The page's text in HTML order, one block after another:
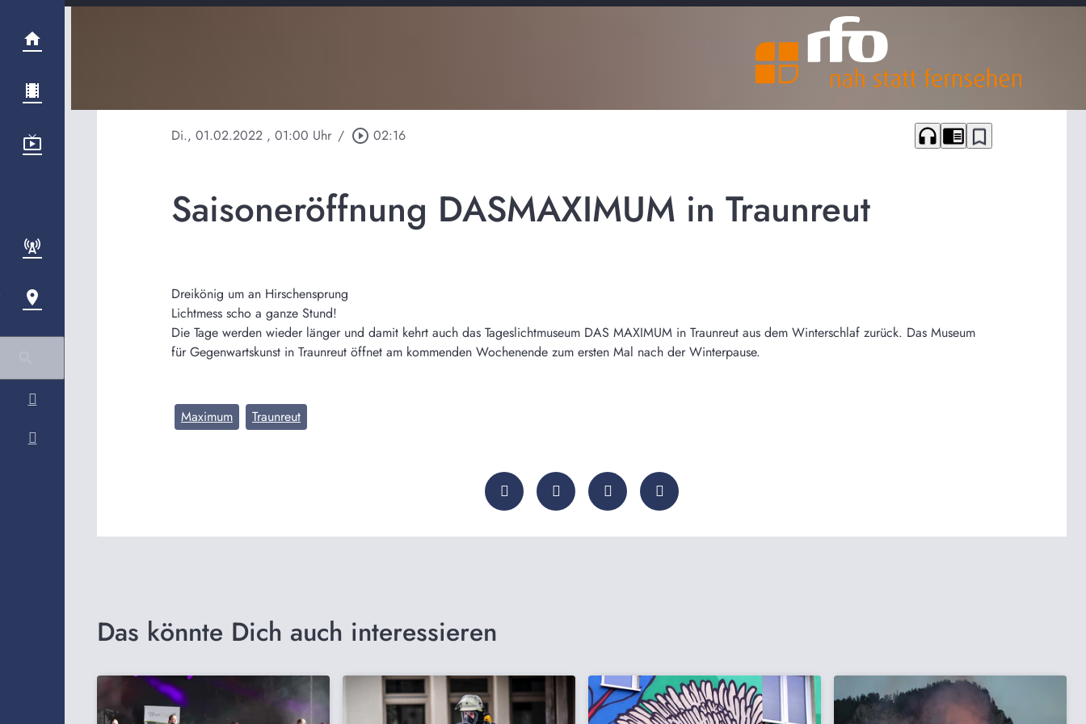
Di., 01.02.2022 , 01:00 Uhr / play_circle_outline 02:16 headphones chrome_reader_mode bookmark_border
Saisoneröffnung DASMAXIMUM in Traunreut
Dreikönig um an Hirschensprung
Lichtmess scho a ganze Stund!
Die Tage werden wieder länger und damit kehrt auch das Tageslichtmuseum DAS MAXIMUM in Traunreut aus dem Winterschlaf zurück. Das Museum
für Gegenwartskunst in Traunreut öffnet am kommenden Wochenende zum ersten Mal nach der Winterpause.
Maximum Traunreut
Das könnte Dich auch interessieren